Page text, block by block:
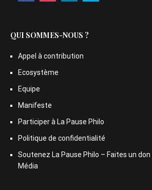
QUI SOMMES-NOUS ?
Appel à contribution
Ecosystème
Equipe
Manifeste
Participer à La Pause Philo
Politique de confidentialité
Soutenez La Pause Philo – Faites un don
Média